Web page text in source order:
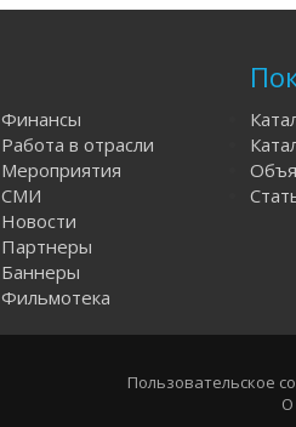
Финансы
Работа в отрасли
Мероприятия
СМИ
Новости
Партнеры
Баннеры
Фильмотека
Пользовательское
О